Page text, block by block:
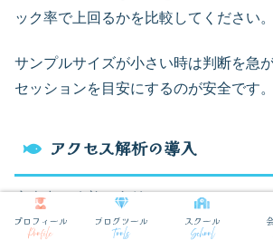
ック率で上回るかを比較してください。
サンプルサイズが小さい時は判断を急
セッションを目安にするのが安全です。
アクセス解析の導入
審査中の改善を裏付けるために、アク
す。
プロフィール
Profile
ブログツール
Tools
スクール
School